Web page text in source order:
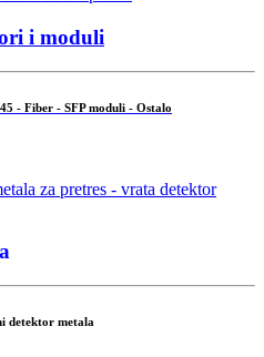
i moduli
- Fiber - SFP moduli - Ostalo
detektor metala